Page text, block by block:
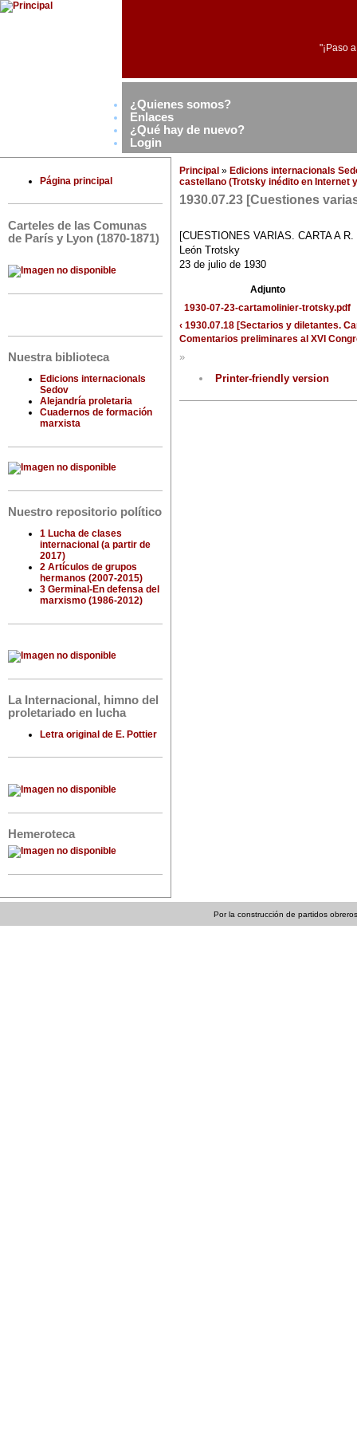
"¡Paso
¿Quienes somos?
Enlaces
¿Qué hay de nuevo?
Login
Página principal
Carteles de las Comunas
de París y Lyon (1870-1871)
Nuestra biblioteca
Edicions internacionals
Sedov
Alejandría proletaria
Cuadernos de formación
marxista
Nuestro repositorio político
1 Lucha de clases
internacional (a partir de
2017)
2 Artículos de grupos
hermanos (2007-2015)
3 Germinal-En defensa del
marxismo (1986-2012)
La Internacional, himno del
proletariado en lucha
Letra original de E. Pottier
Hemeroteca
Principal » Edicions internacionals
castellano (Trotsky inédito en Internet
1930.07.23 [Cuestiones
[CUESTIONES VARIAS. CARTA A
León Trotsky
23 de julio de 1930
Adjunto
1930-07-23-cartamolinier-trotsky.pdf
‹ 1930.07.18 [Sectarios y diletantes.
Comentarios preliminares al XVI
»
Printer-friendly version
Por la construcción de partidos